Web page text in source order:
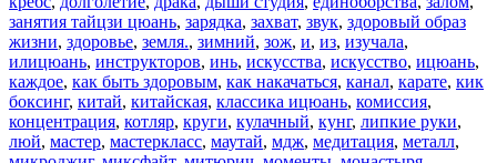
занятия тайцзи цюань, зарядка, захват, звук, здоровый образ
жизни, здоровье, земля., зимний, зож, и, из, изучала,
илицюань, инструкторов, инь, искусства, искусство, ицюань,
каждое, как быть здоровым, как накачаться, канал, карате, кик
боксинг, китай, китайская, классика ицюань, комиссия,
концентрация, котляр, круги, кулачный, кунг, липкие руки,
люй, мастер, мастеркласс, маутай, мдж, медитация, металл,